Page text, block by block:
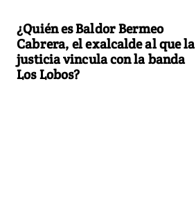
¿Quién es Baldor Bermeo
Cabrera, el exalcalde al que la
justicia vincula con la banda
Los Lobos?